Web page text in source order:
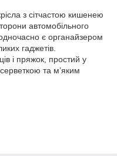
з сітчастою кишенею
автомобільного
є органайзером
гаджетів.
і пряжок, простий у
та м’яким